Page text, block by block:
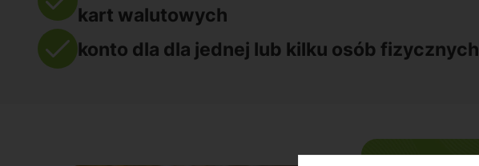
kart walutowych
konto dla dla jednej lub kilku osób fizycznych